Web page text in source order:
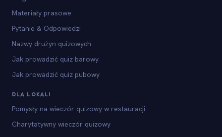
Materiały prasowe
Pytanie & Odpowiedzi
Nazwy drużyn quizowych
Jak prowadzić quiz barowy
Jak prowadzić quiz pubowy
DLA LOKALI
Pomysły na wieczór quizowy w restauracji
Charytatywny wieczór quizowy